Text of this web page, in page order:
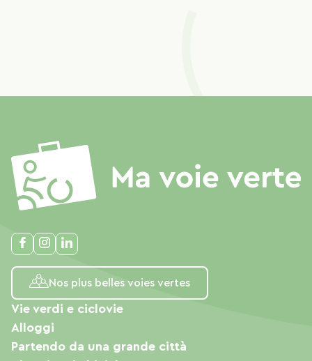
Nos plus belles voies vertes
Vie verdi e ciclovie
Alloggi
Partendo da una grande città